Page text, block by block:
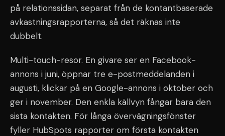
på relationssidan, separat från de kontantbaserade
avkastningsrapporterna, så det räknas inte
dubbelt.
Multi-touch-resor. En givare ser en Facebook-
annons i juni, öppnar tre e-postmeddelanden i
augusti, klickar på en Google-annons i oktober och
ger i november. Den enkla källvyn fångar bara den
sista kontakten. För långa övervägningsfönster
fyller HubSpots rapporter om första kontakten